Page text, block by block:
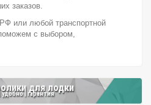
Город: Челябинск
Город: Казань
заказов.
или любой транспортной
с выбором,
для лодки
| гарантия